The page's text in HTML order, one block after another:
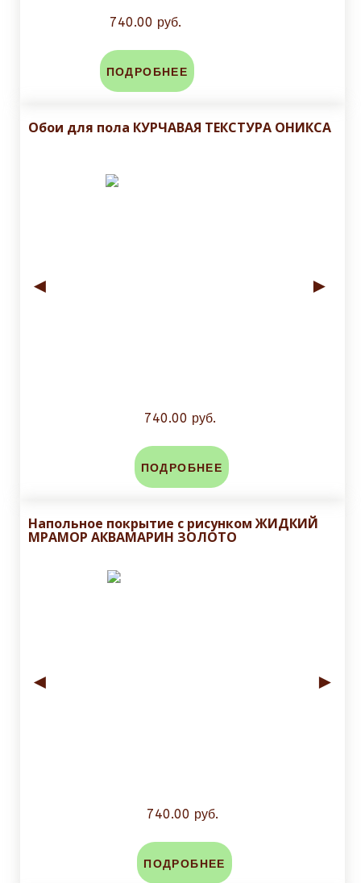
740.00 руб.
ПОДРОБНЕЕ
Обои для пола КУРЧАВАЯ ТЕКСТУРА ОНИКСА
◄ ►
740.00 руб.
ПОДРОБНЕЕ
Напольное покрытие с рисунком ЖИДКИЙ
МРАМОР АКВАМАРИН ЗОЛОТО
◄ ►
740.00 руб.
ПОДРОБНЕЕ